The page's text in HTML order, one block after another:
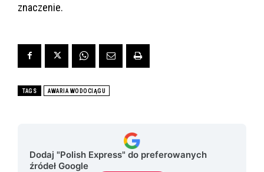
znaczenie.
TAGS AWARIA WODOCIĄGU
Dodaj "Polish Express" do preferowanych
źródeł Google